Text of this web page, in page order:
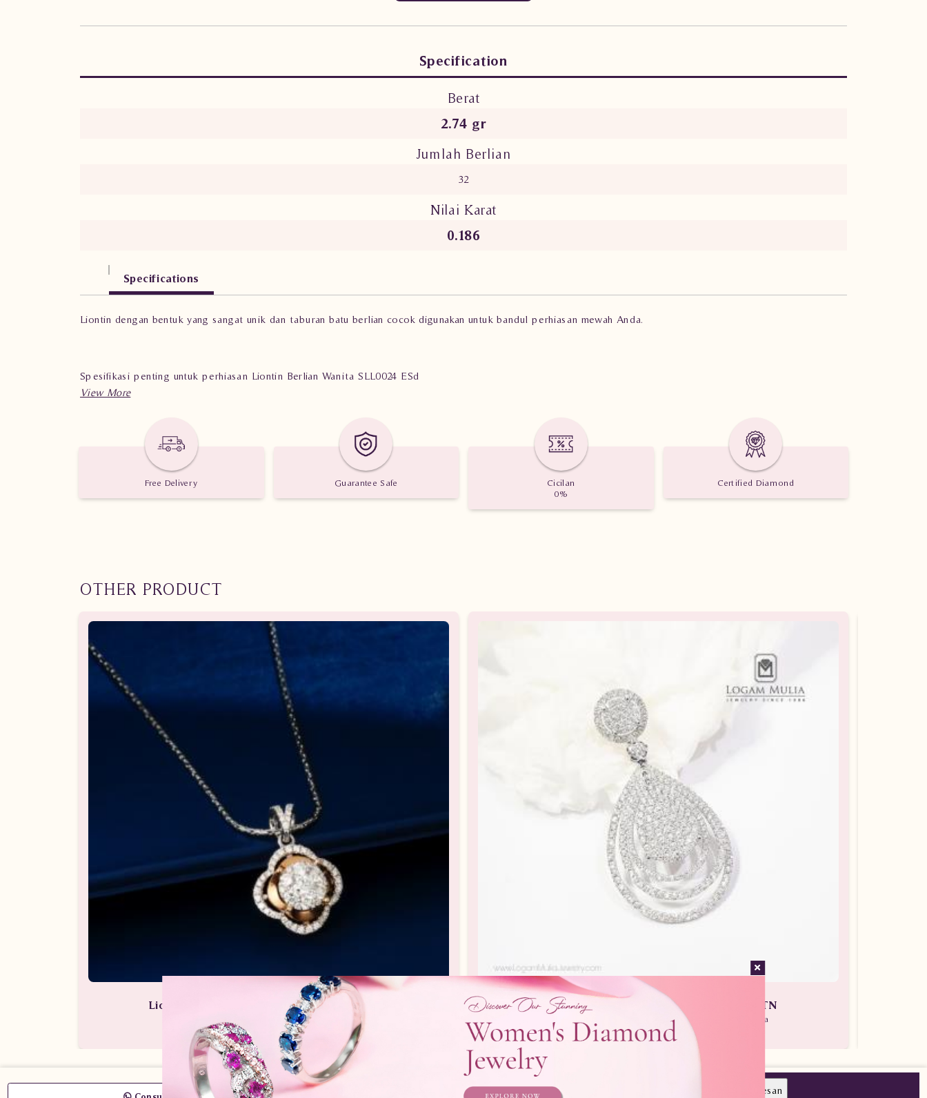
Specification
Berat
2.74 gr
Jumlah Berlian
32
Nilai Karat
0.186
Specifications
Liontin dengan bentuk yang sangat unik dan taburan batu berlian cocok digunakan untuk bandul perhiasan mewah Anda.
Spesifikasi penting untuk perhiasan Liontin Berlian Wanita SLL0024 ESd
Nilai Karat: 0.186 karat
Free Delivery Guarantee Safe
Cicilan
0%
Certified Diamond
OTHER PRODUCT
Liontin Berlian Wanita ARL.P102917.R1 sdSN
Perhiasan Berlian / Liontin Berlian Wanita
Liontin Berlian Wanita ARL.A28500.R1 tLTN
Liontin Berlian / Batu Berlian / Liontin Berlian Wanita